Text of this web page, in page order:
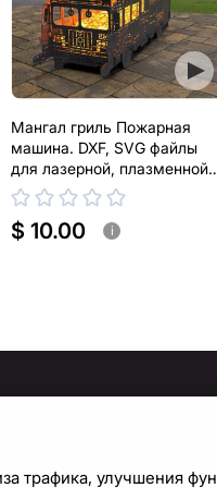
Мангал гриль Пожарная
машина. DXF, SVG файлы
для лазерной, плазменной
резки
$ 10.00 i
трафика, улучшения